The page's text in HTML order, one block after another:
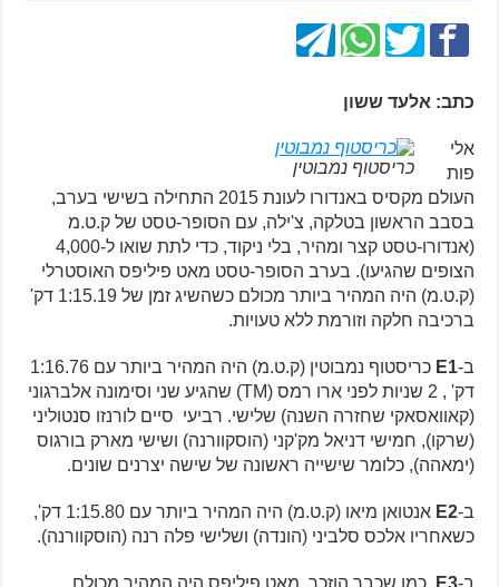
כתב: אלעד ששון
כריסטוף נמבוטין
אלי
פות
העולם מקסיס באנדורו לעונת 2015 התחילה בשישי בערב,
בסבב הראשון בטלקה, צ'ילה, עם הסופר-טסט של ק.ט.מ
(אנדורו-טסט קצר ומהיר, בלי ניקוד, כדי לתת שואו ל-4,000
הצופים שהגיעו). בערב הסופר-טסט מאט פיליפס האוסטרלי
(ק.ט.מ) היה המהיר ביותר מכולם כשהשיג זמן של 1:15.19 דק'
ברכיבה חלקה וזורמת ללא טעויות.
ב-E1
כריסטוף נמבוטין (ק.ט.מ) היה המהיר ביותר עם 1:16.76
דק' , 2 שניות לפני ארו רמס (TM) שהגיע שני וסימונה אלברגוני
(קאוואסאקי שחזרה השנה) שלישי. רביעי סיים לורנזו סנטוליני
(שרקו), חמישי דניאל מק'קני (הוסקוורנה) ושישי מארק בורגוס
(ימאהה), כלומר שישייה ראשונה של שישה יצרנים שונים.
ב-E2
אנטואן מיאו (ק.ט.מ) היה המהיר ביותר עם 1:15.80 דק',
כשאחריו אלכס סלביני (הונדה) ושלישי פלה רנה (הוסקוורנה).
ב-E3 , כמו שכבר הוזכר, מאט פיליפס היה המהיר מכולם.